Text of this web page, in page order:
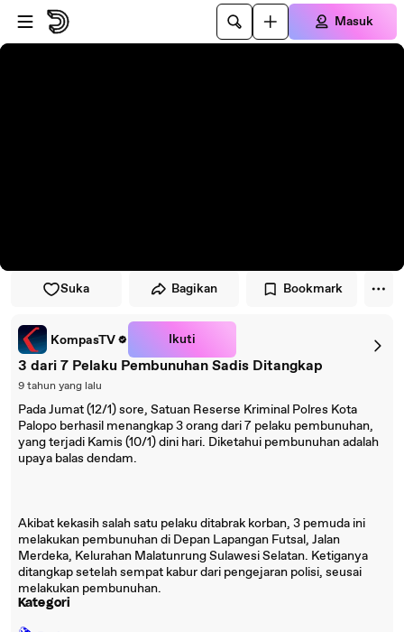
Lewati ke pemutar
Lewatkan ke konten utama
Masuk
Suka Bagikan Bookmark
KompasTV Ikuti
3 dari 7 Pelaku Pembunuhan Sadis Ditangkap
9 tahun yang lalu
Pada Jumat (12/1) sore, Satuan Reserse Kriminal Polres Kota
Palopo berhasil menangkap 3 orang dari 7 pelaku pembunuhan,
yang terjadi Kamis (10/1) dini hari. Diketahui pembunuhan adalah
upaya balas dendam.
Akibat kekasih salah satu pelaku ditabrak korban, 3 pemuda ini
melakukan pembunuhan di Depan Lapangan Futsal, Jalan
Merdeka, Kelurahan Malatunrung Sulawesi Selatan. Ketiganya
ditangkap setelah sempat kabur dari pengejaran polisi, seusai
melakukan pembunuhan.
Kategori